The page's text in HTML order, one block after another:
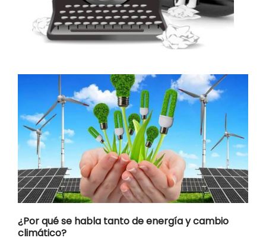
¿Por qué se habla tanto de energía y cambio
climático?